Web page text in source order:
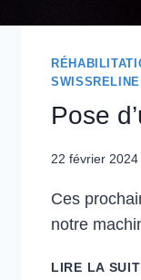
SWISSRELINE
Pose
22 février 2024
Ces
notre
LIRE LA